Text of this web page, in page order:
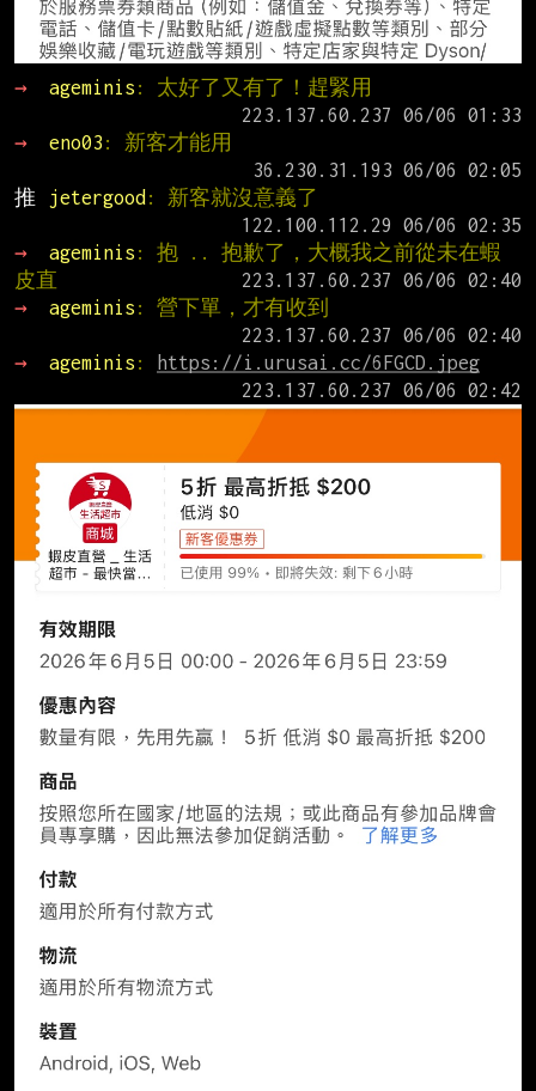
→ ageminis : 太好了又有了！趕緊用
→
eno03 : 新客才能用
推
jetergood : 新客就沒意義了
→
ageminis : 抱 .. 抱歉了，大概我之前從未在蝦
皮直
→
ageminis : 營下單，才有收到
→
ageminis :
https://i.urusai.cc/6FGCD.jpeg